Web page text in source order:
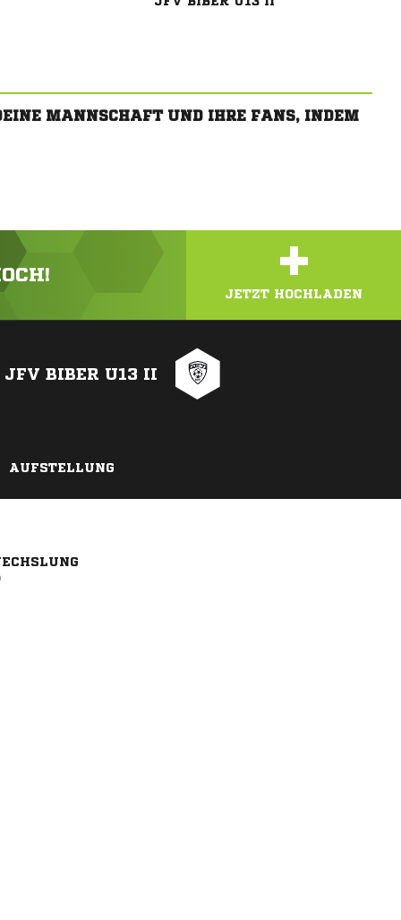
MANNSCHAFT UND IHRE FANS, INDEM
+
JETZT HOCHLADEN
JFV BIBER U13 II
AUFSTELLUNG